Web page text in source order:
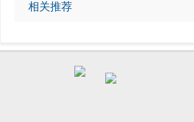
相关推荐